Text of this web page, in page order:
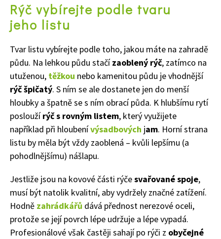
Rýč vybírejte podle tvaru
jeho listu
Tvar listu vybírejte podle toho, jakou máte na zahradě
půdu. Na lehkou půdu stačízaoblený rýč, zatímco na
utuženou, těžkou nebo kamenitou půdu je vhodnější
rýč špičatý. S ním se ale dostanete jen do menší
hloubky a špatně se s ním obrací půda. K hlubšímu rytí
posloužírýč s rovným listem, který využijete
například při hloubenívýsadbových jam. Horní strana
listu by měla být vždy zaoblená – kvůli lepšímu (a
pohodlnějšímu) nášlapu.
Jestliže jsou na kovové části rýčesvařované spoje,
musí být natolik kvalitní, aby vydržely značné zatížení.
Hodně zahrádkářů dává přednost nerezové oceli,
protože se její povrch lépe udržuje a lépe vypadá.
Profesionálové však častěji sahají po rýči z obyčejné